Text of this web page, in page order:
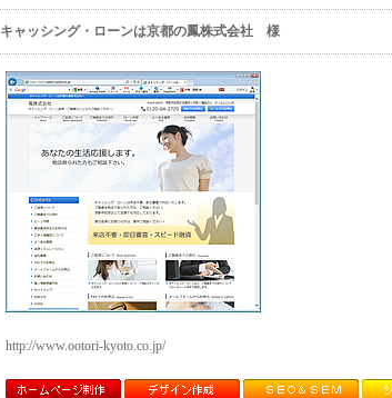
キャッシング・ローンは京都の鳳株式会社 様
http://www.ootori-kyoto.co.jp/